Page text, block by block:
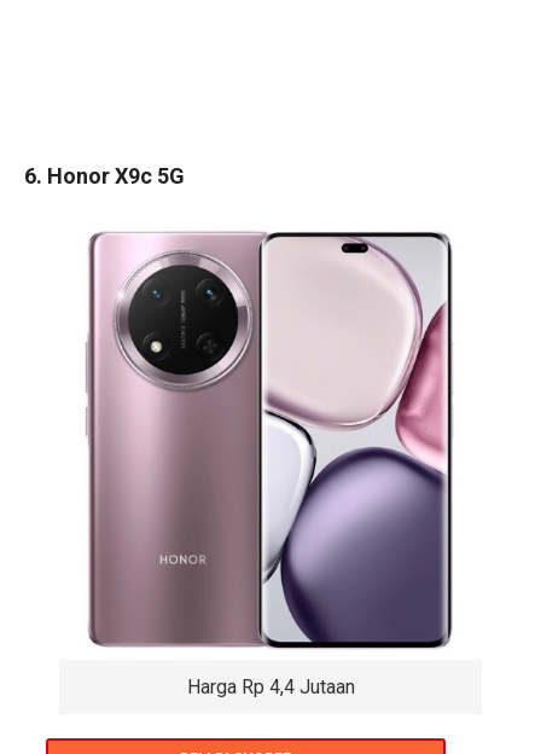
6. Honor X9c 5G
Harga Rp 4,4 Jutaan